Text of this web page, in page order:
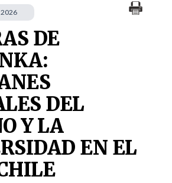
DE
DEL
Y LA
EN EL